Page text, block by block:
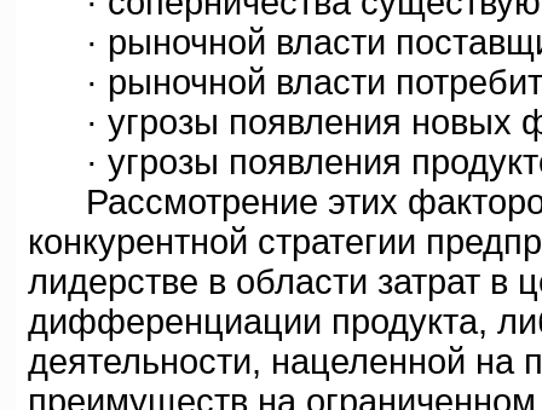
· рыночной власти
· рыночной власти
· угрозы появления новых
· угрозы появления
Рассмотрение этих
конкурентной стратегии
лидерстве в области затрат в
дифференциации продукта,
деятельности, нацеленной на
преимуществ на